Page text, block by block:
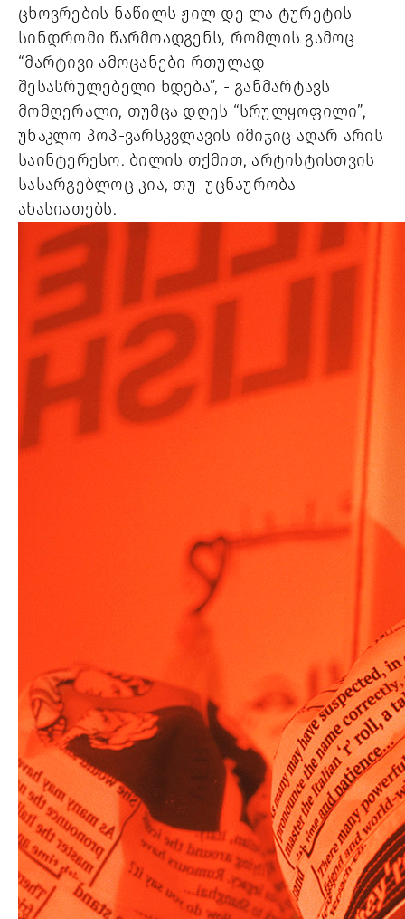
ცხოვრების ნაწილს ჟილ დე ლა ტურეტის
სინდრომი წარმოადგენს, რომლის გამოც
“მარტივი ამოცანები რთულად
შესასრულებელი ხდება”, - განმარტავს
მომღერალი, თუმცა დღეს “სრულყოფილი”,
უნაკლო პოპ-ვარსკვლავის იმიჯიც აღარ არის
საინტერესო. ბილის თქმით, არტისტისთვის
სასარგებლოც კია, თუ  უცნაურობა
ახასიათებს.